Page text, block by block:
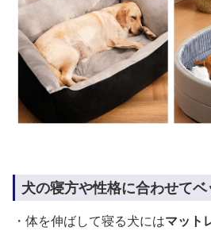
犬の寝方や性格に合わせて
・体を伸ばして寝る犬にはマット